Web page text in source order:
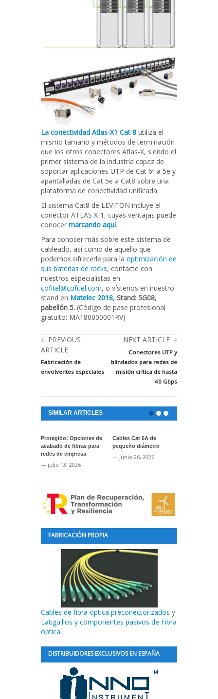
La conectividad Atlas-X1 Cat 8 utiliza el
mismo tamaño y métodos de terminación
que los otros conectores Atlas-X, siendo el
primer sistema de la industria capaz de
soportar aplicaciones UTP de Cat 6ª a 5e y
apantalladas de Cat 5e a Cat8 sobre una
plataforma de conectividad unificada.
El sistema Cat8 de LEVITON incluye el
conector ATLAS X-1, cuyas ventajas puede
conocer marcando aquí.
Para conocer más sobre este sistema de
cableado, así como de aquello que
podemos ofrecerle para la optimización de
sus baterías de racks, contacte con
nuestros especialistas en
cofitel@cofitel.com, o vístenos en nuestro
stand en Matelec 2018, Stand: 5G08,
pabellón 5. (Código de pase profesional
gratuito: MA180000001RV)
PREVIOUS
ARTICLE
Fabricación de
envolventes especiales
NEXT ARTICLE
Conectores UTP y
blindados para redes de
misión crítica de hasta
40 Gbps
SIMILAR ARTICLES
Protegido: Opciones de
acabado de fibras para
redes de empresa
— julio 13, 2026
Cables Cat 6A de
pequeño diámetro
— junio 26, 2026
FABRICACIÓN PROPIA
Cables de fibra óptica preconectorizados y
Latiguillos y componentes pasivos de Fibra
óptica.
DISTRIBUIDORES EXCLUSIVOS EN ESPAÑA